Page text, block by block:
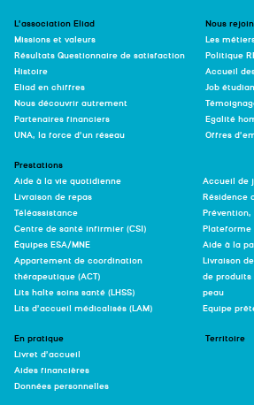
L’association Eliad
Missions et valeurs
Résultats Questionnaire de satisfaction
Histoire
Eliad en chiffres
Nous découvrir autrement
Partenaires financiers
UNA, la force d’un réseau
Nous
Les
Politique
Accueil
Job
Egalité
Offres
Prestations
Aide à la vie quotidienne
Livraison de repas
Téléassistance
Centre de santé infirmier (CSI)
Équipes ESA/MNE
Appartement de coordination
thérapeutique (ACT)
Lits halte soins santé (LHSS)
Lits d’accueil médicalisés (LAM)
Accueil de
Résidence
Plateforme
Aide à la
Livraison
de produits
peau
Equipe
En pratique
Livret d’accueil
Aides financières
Données personnelles
Territoire